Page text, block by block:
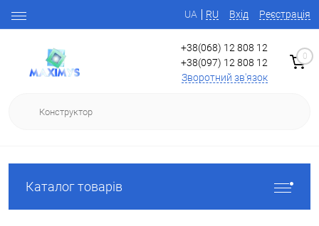
UA RU Вхід Реєстрація
+38(068) 12 808 12
+38(097) 12 808 12
Зворотний зв'язок
0
Каталог товарів